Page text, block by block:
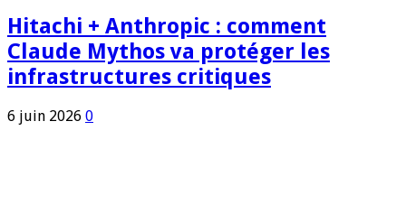
Hitachi + Anthropic : comment
Claude Mythos va protéger les
infrastructures critiques
6 juin 2026 0